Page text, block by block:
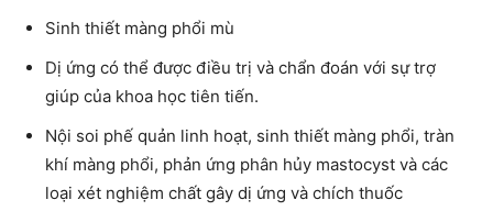
Sinh thiết màng phổi mù
Dị ứng có thể được điều trị và chẩn đoán với sự trợ
giúp của khoa học tiên tiến.
Nội soi phế quản linh hoạt, sinh thiết màng phổi, tràn
khí màng phổi, phản ứng phân hủy mastocyst và các
loại xét nghiệm chất gây dị ứng và chích thuốc